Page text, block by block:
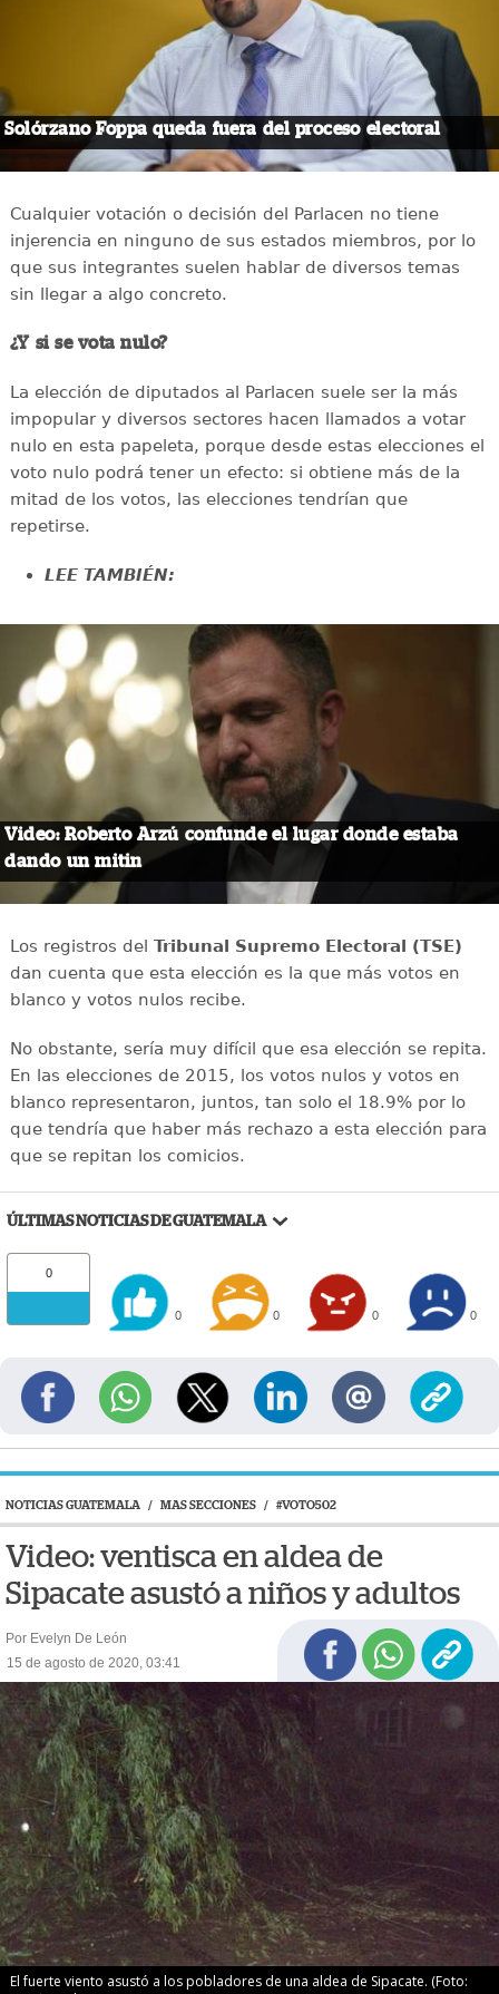
Solórzano Foppa queda fuera del proceso electoral
Cualquier votación o decisión del Parlacen no tiene
injerencia en ninguno de sus estados miembros, por lo
que sus integrantes suelen hablar de diversos temas
sin llegar a algo concreto.
¿Y si se vota nulo?
La elección de diputados al Parlacen suele ser la más
impopular y diversos sectores hacen llamados a votar
nulo en esta papeleta, porque desde estas elecciones el
voto nulo podrá tener un efecto: si obtiene más de la
mitad de los votos, las elecciones tendrían que
repetirse.
LEE TAMBIÉN:
Video: Roberto Arzú confunde el lugar donde estaba
dando un mitin
Los registros del Tribunal Supremo Electoral (TSE)
dan cuenta que esta elección es la que más votos en
blanco y votos nulos recibe.
No obstante, sería muy difícil que esa elección se repita.
En las elecciones de 2015, los votos nulos y votos en
blanco representaron, juntos, tan solo el 18.9% por lo
que tendría que haber más rechazo a esta elección para
que se repitan los comicios.
ÚLTIMAS NOTICIAS DE GUATEMALA
0
0 0 0 0
NOTICIAS GUATEMALA / MAS SECCIONES / #VOTO502
Video: ventisca en aldea de
Sipacate asustó a niños y adultos
Por Evelyn De León
15 de agosto de 2020, 03:41
El fuerte viento asustó a los pobladores de una aldea de Sipacate. (Foto: